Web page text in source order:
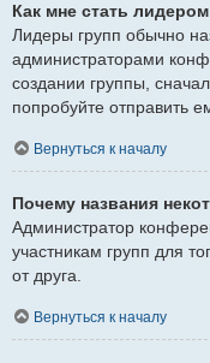
Как мне стать
Лидеры групп обычно
администраторами
создании группы,
попробуйте отправить
Вернуться к началу
Почему названия
Администратор
участникам групп для
от друга.
Вернуться к началу